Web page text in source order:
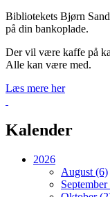
Bibliotekets Bjørn
på din bankoplade.
Der vil være kaffe på
Alle kan være med.
Læs mere her
Kalender
2026
August (6)